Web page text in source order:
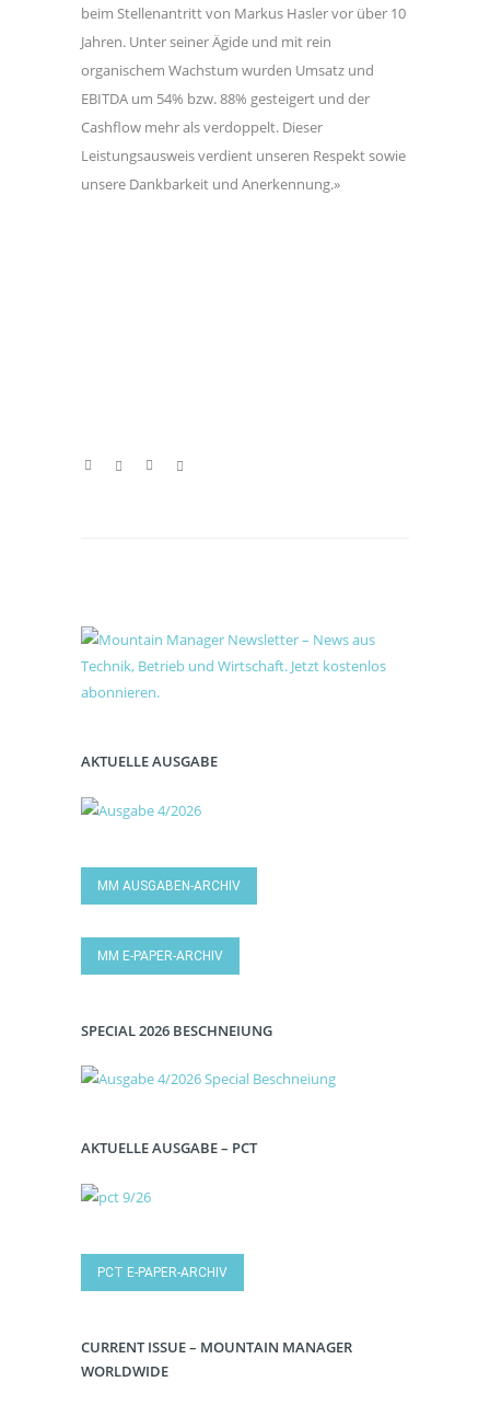
beim Stellenantritt von Markus Hasler vor über 10
Jahren. Unter seiner Ägide und mit rein
organischem Wachstum wurden Umsatz und
EBITDA um 54% bzw. 88% gesteigert und der
Cashflow mehr als verdoppelt. Dieser
Leistungsausweis verdient unseren Respekt sowie
unsere Dankbarkeit und Anerkennung.»
AKTUELLE AUSGABE
MM AUSGABEN-ARCHIV
MM E-PAPER-ARCHIV
SPECIAL 2026 BESCHNEIUNG
AKTUELLE AUSGABE – PCT
PCT E-PAPER-ARCHIV
CURRENT ISSUE – MOUNTAIN MANAGER
WORLDWIDE